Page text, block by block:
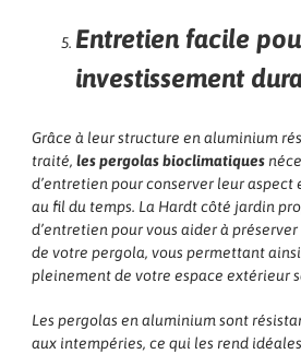
Entretien facile
investissement
Grâce à leur structure en aluminium
traité, les pergolas bioclimatiques
d’entretien pour conserver leur
au fil du temps. La Hardt côté jardin
d’entretien pour vous aider à
de votre pergola, vous permettant
pleinement de votre espace extérieur
Les pergolas en aluminium sont
aux intempéries, ce qui les rend